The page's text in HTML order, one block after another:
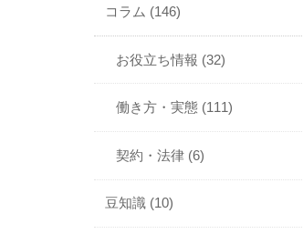
コラム (146)
お役立ち情報 (32)
働き方・実態 (111)
契約・法律 (6)
豆知識 (10)